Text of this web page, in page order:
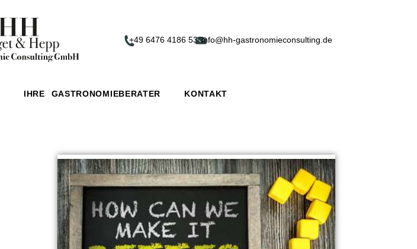
+49 6476 4186 535info@hh-gastronomieconsulting.de
IHRE GASTRONOMIEBERATER KONTAKT